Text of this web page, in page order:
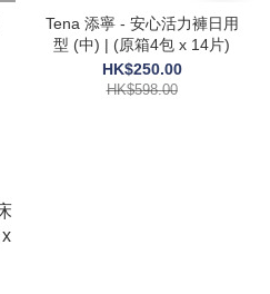
Tena 添寧 - 安心活力褲日用
型 (中) | (原箱4包 x 14片)
HK$250.00
HK$598.00